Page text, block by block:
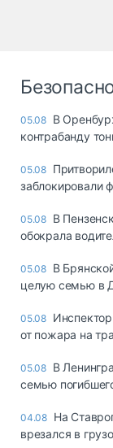
05.08 В
контрабанду
05.08
заблокировали
05.08 В
обокрала
05.08 В
целую семью в
05.08
от пожара на
05.08 В
семью
04.08 На
врезался в